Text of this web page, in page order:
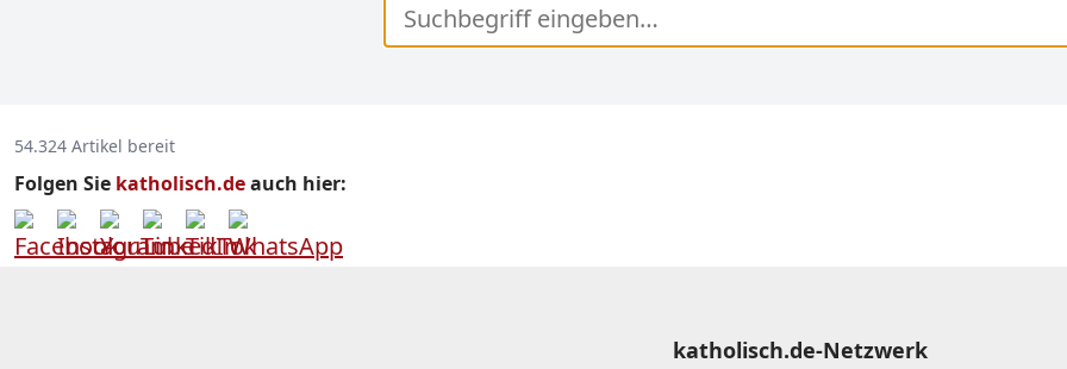
54.324 Artikel bereit
Folgen Sie katholisch.deauch hier:
katholisch.de-Netzwerk